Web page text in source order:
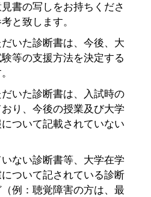
書の写しをお持ちくださ
と致します。
いた診断書は、今後、大
等の支援方法を決定する
いた診断書は、入試時の
り、今後の授業及び大学
ついて記載されていない
ない診断書等、大学在学
ついて記されている診断
例：聴覚障害の方は、最